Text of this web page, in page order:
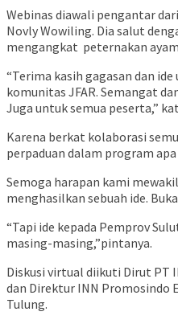
Webinas diawali pengantar
Novly Wowiling. Dia salut
mengangkat peternakan
“Terima kasih gagasan dan
komunitas JFAR. Semangat
Juga untuk semua peserta,”
Karena berkat kolaborasi
perpaduan dalam program apa
Semoga harapan kami
menghasilkan sebuah ide.
“Tapi ide kepada Pemprov
masing-masing,”pintanya.
Diskusi virtual diikuti Dirut PT
dan Direktur INN Promosindo
Tulung.